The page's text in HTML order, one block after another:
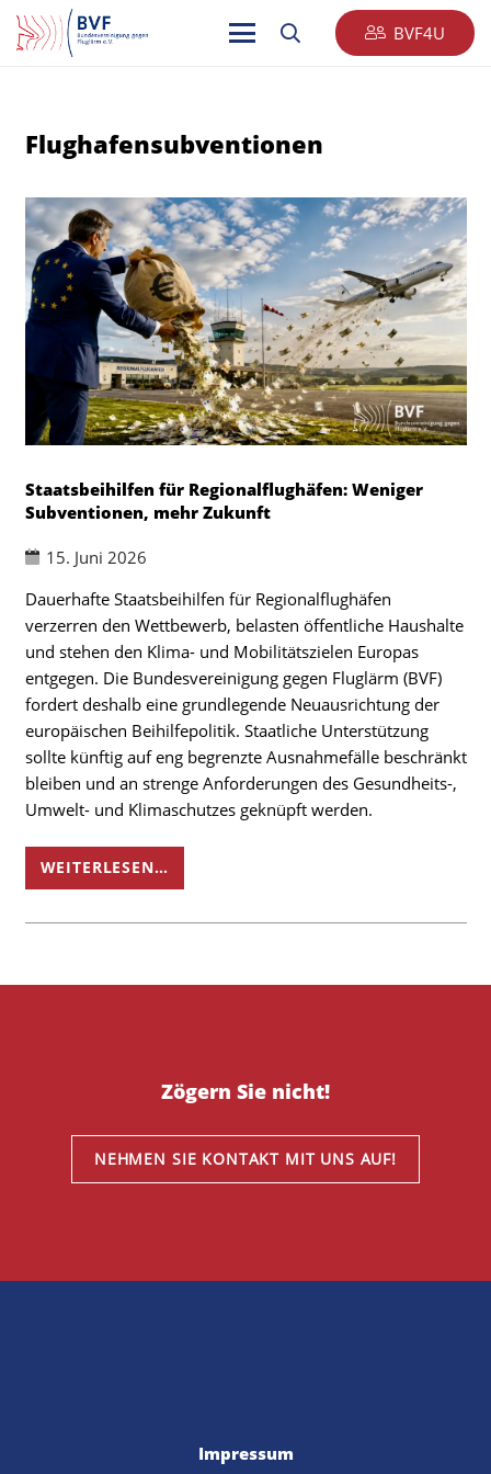
BVF4U
Flughafensubventionen
Staatsbeihilfen für Regionalflughäfen: Weniger
Subventionen, mehr Zukunft
15. Juni 2026
Dauerhafte Staatsbeihilfen für Regionalflughäfen
verzerren den Wettbewerb, belasten öffentliche Haushalte
und stehen den Klima- und Mobilitätszielen Europas
entgegen. Die Bundesvereinigung gegen Fluglärm (BVF)
fordert deshalb eine grundlegende Neuausrichtung der
europäischen Beihilfepolitik. Staatliche Unterstützung
sollte künftig auf eng begrenzte Ausnahmefälle beschränkt
bleiben und an strenge Anforderungen des Gesundheits-,
Umwelt- und Klimaschutzes geknüpft werden.
WEITERLESEN…
Zögern Sie nicht!
NEHMEN SIE KONTAKT MIT UNS AUF!
Impressum